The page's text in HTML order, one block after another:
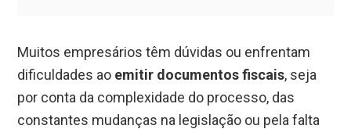
Muitos empresários têm dúvidas ou enfrentam
dificuldades ao emitir documentos fiscais, seja
por conta da complexidade do processo, das
constantes mudanças na legislação ou pela falta